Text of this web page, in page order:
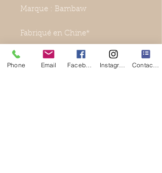
Marque : Bambaw
Fabriqué en Chine*
*Bambaw travaille avec Carbon
Trust pour proposer des produits
Phone Email